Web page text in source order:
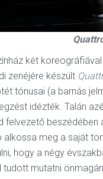
két
zenéjére készült
tónusai (a barnás
idézték. Talán
felvezető
alkossa meg a saját
hogy a négy
tudott mutatni